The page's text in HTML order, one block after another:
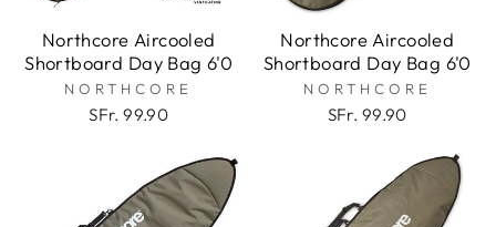
Northcore Aircooled
Shortboard Day Bag 6'0
NORTHCORE
SFr. 99.90
Northcore Aircooled
Shortboard Day Bag 6'0
NORTHCORE
SFr. 99.90